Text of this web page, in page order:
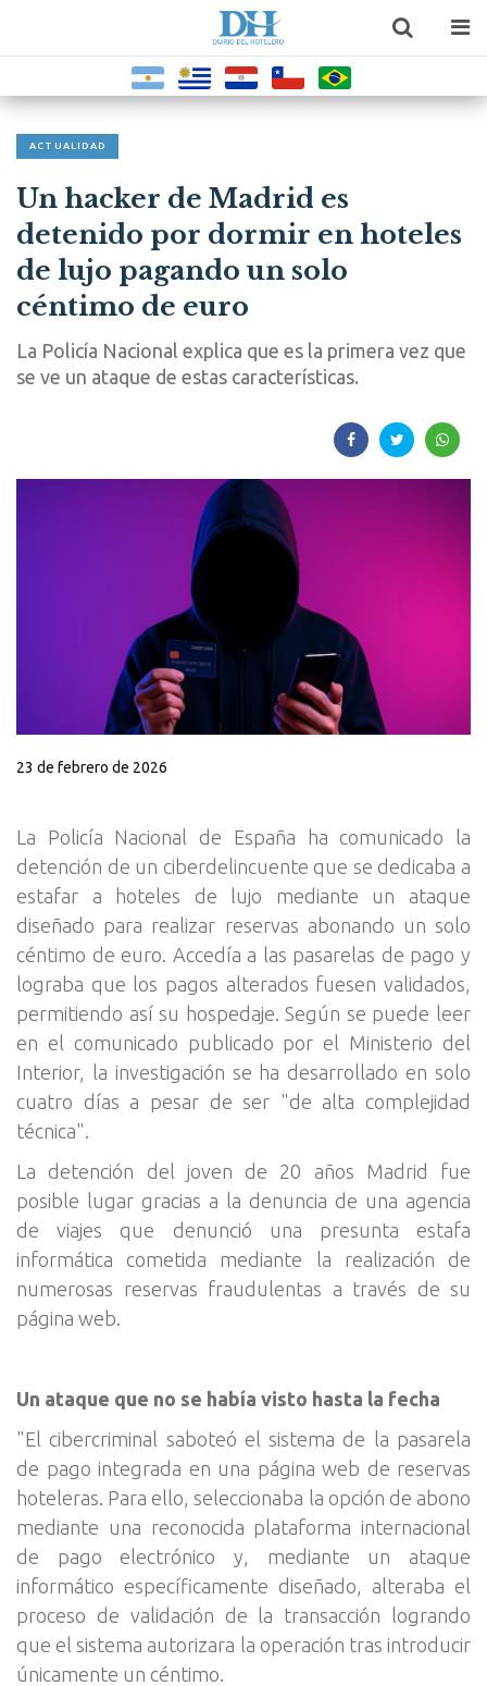
ACTUALIDAD
Un hacker de Madrid es
detenido por dormir en hoteles
de lujo pagando un solo
céntimo de euro
La Policía Nacional explica que es la primera vez que
se ve un ataque de estas características.
23 de febrero de 2026
La Policía Nacional de España ha comunicado la
detención de un ciberdelincuente que se dedicaba a
estafar a hoteles de lujo mediante un ataque
diseñado para realizar reservas abonando un solo
céntimo de euro. Accedía a las pasarelas de pago y
lograba que los pagos alterados fuesen validados,
permitiendo así su hospedaje. Según se puede leer
en el comunicado publicado por el Ministerio del
Interior, la investigación se ha desarrollado en solo
cuatro días a pesar de ser "de alta complejidad
técnica".
La detención del joven de 20 años Madrid fue
posible lugar gracias a la denuncia de una agencia
de viajes que denunció una presunta estafa
informática cometida mediante la realización de
numerosas reservas fraudulentas a través de su
página web.
Un ataque que no se había visto hasta la fecha
"El cibercriminal saboteó el sistema de la pasarela
de pago integrada en una página web de reservas
hoteleras. Para ello, seleccionaba la opción de abono
mediante una reconocida plataforma internacional
de pago electrónico y, mediante un ataque
informático específicamente diseñado, alteraba el
proceso de validación de la transacción logrando
que el sistema autorizara la operación tras introducir
únicamente un céntimo.